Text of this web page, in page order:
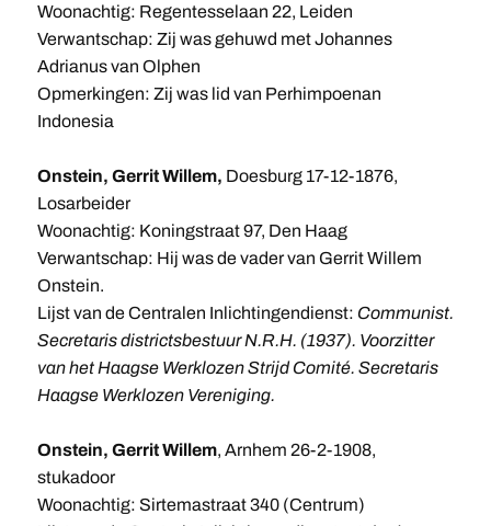
Woonachtig: Regentesselaan 22, Leiden
Verwantschap: Zij was gehuwd met Johannes
Adrianus van Olphen
Opmerkingen: Zij was lid van Perhimpoenan
Indonesia
Onstein, Gerrit Willem, Doesburg 17-12-1876,
Losarbeider
Woonachtig: Koningstraat 97, Den Haag
Verwantschap: Hij was de vader van Gerrit Willem
Onstein.
Lijst van de Centralen Inlichtingendienst: Communist.
Secretaris districtsbestuur N.R.H. (1937). Voorzitter
van het Haagse Werklozen Strijd Comité. Secretaris
Haagse Werklozen Vereniging.
Onstein, Gerrit Willem, Arnhem 26-2-1908,
stukadoor
Woonachtig: Sirtemastraat 340 (Centrum)